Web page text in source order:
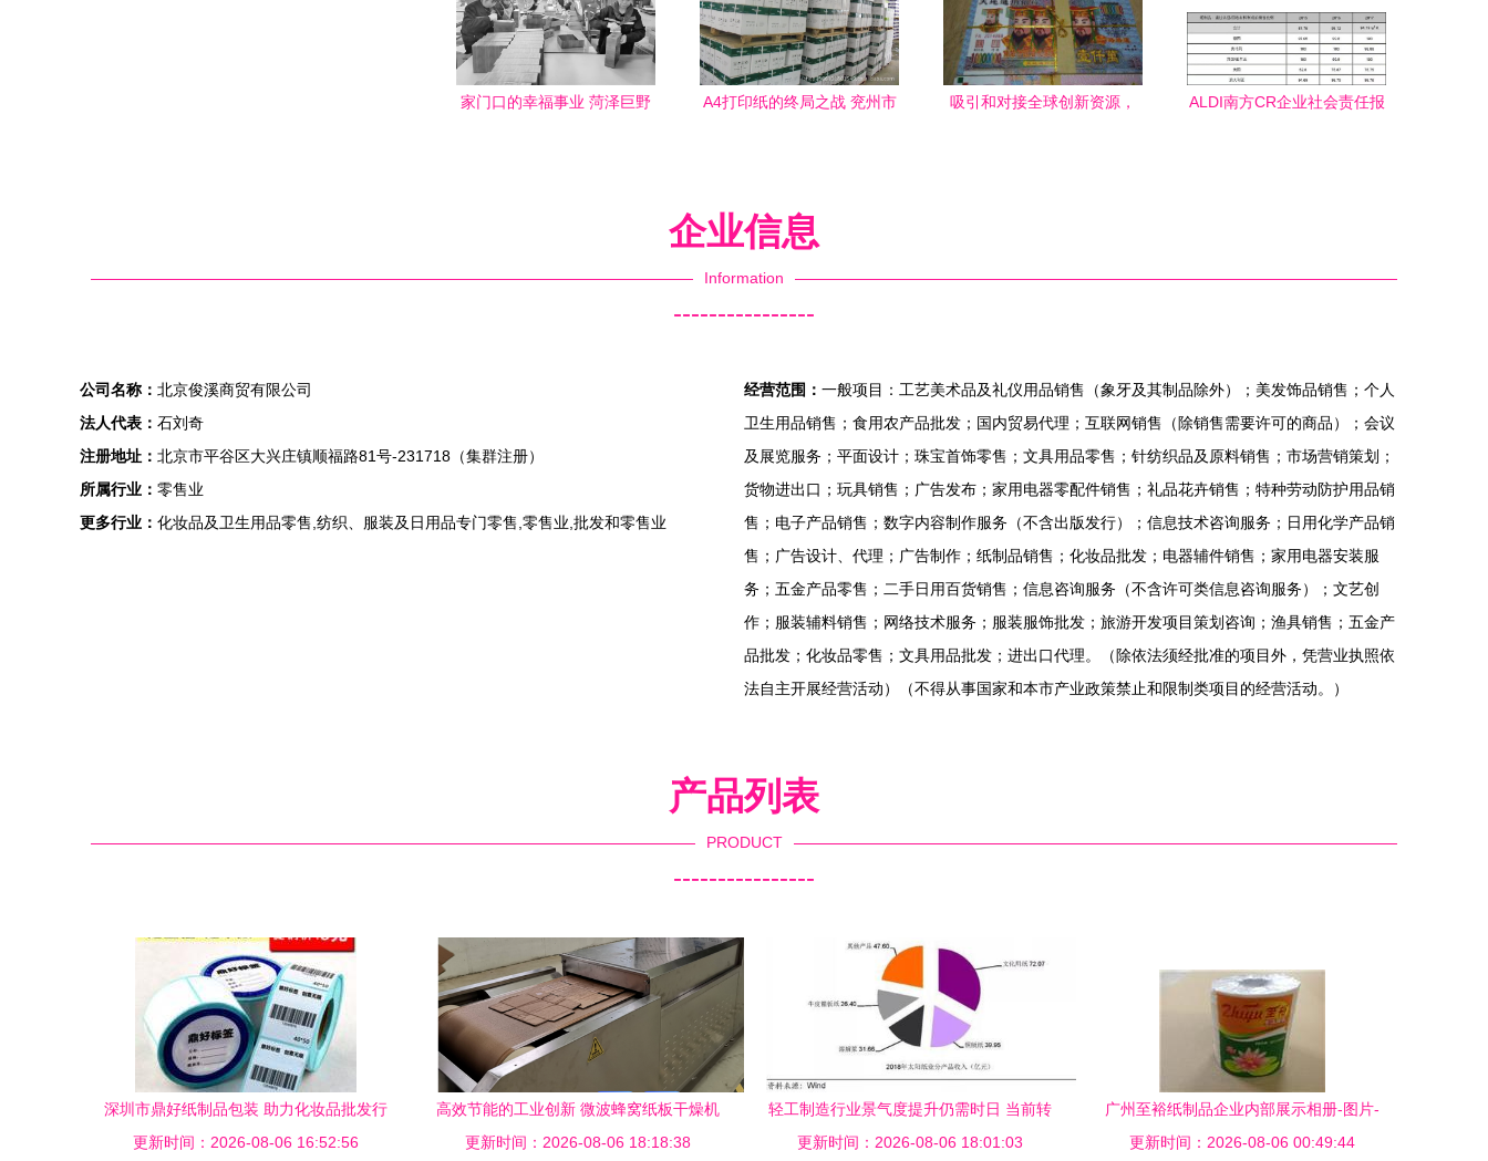
家门口的幸福事业 菏泽巨野
A4打印纸的终局之战 兖州市
吸引和对接全球创新资源，
ALDI南方CR企业社会责任报
企业信息
Information
----------------
公司名称： 北京俊溪商贸有限公司
法人代表： 石刘奇
注册地址： 北京市平谷区大兴庄镇顺福路81号-231718（集群注册）
所属行业： 零售业
更多行业： 化妆品及卫生用品零售,纺织、服装及日用品专门零售,零售业,批发和零售业
经营范围： 一般项目：工艺美术品及礼仪用品销售（象牙及其制品除外）；美发饰品销售；个人
卫生用品销售；食用农产品批发；国内贸易代理；互联网销售（除销售需要许可的商品）；会议
及展览服务；平面设计；珠宝首饰零售；文具用品零售；针纺织品及原料销售；市场营销策划；
货物进出口；玩具销售；广告发布；家用电器零配件销售；礼品花卉销售；特种劳动防护用品销
售；电子产品销售；数字内容制作服务（不含出版发行）；信息技术咨询服务；日用化学产品销
售；广告设计、代理；广告制作；纸制品销售；化妆品批发；电器辅件销售；家用电器安装服
务；五金产品零售；二手日用百货销售；信息咨询服务（不含许可类信息咨询服务）；文艺创
作；服装辅料销售；网络技术服务；服装服饰批发；旅游开发项目策划咨询；渔具销售；五金产
品批发；化妆品零售；文具用品批发；进出口代理。（除依法须经批准的项目外，凭营业执照依
法自主开展经营活动）（不得从事国家和本市产业政策禁止和限制类项目的经营活动。）
产品列表
PRODUCT
----------------
深圳市鼎好纸制品包装 助力化妆品批发行
业提质增效
更新时间：2026-08-06 16:52:56
高效节能的工业创新 微波蜂窝纸板干燥机
与化妆品批发营销链
更新时间：2026-08-06 18:18:38
轻工制造行业景气度提升仍需时日 当前转
股溢价率偏高的纸制品销售困境与潜在出
更新时间：2026-08-06 18:01:03
广州至裕纸制品企业内部展示相册-图片-
产品图片。至裕纸制品|广州环保小盘纸厂
更新时间：2026-08-06 00:49:44